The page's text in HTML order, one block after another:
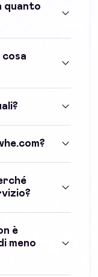
quanto
è
meno